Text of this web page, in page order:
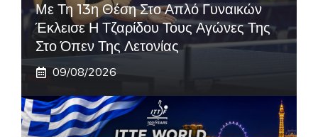
Με Τη 13η Θέση Στο Απλό Γυναικών
Έκλεισε Η Τζαρίδου Τους Αγώνες Της
Στο Όπεν Της Λετονίας
09/08/2026